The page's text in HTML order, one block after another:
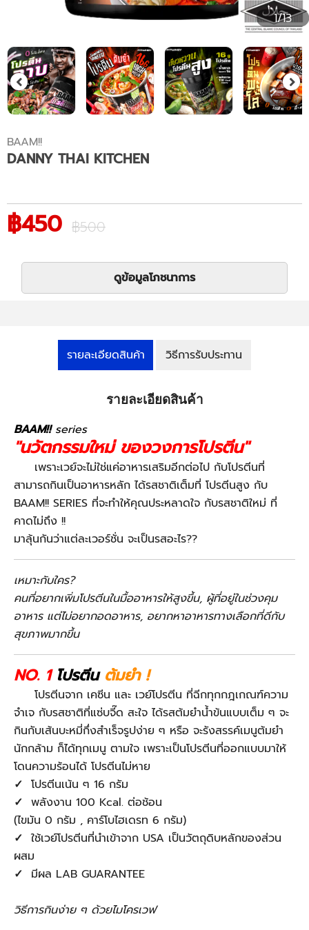
1/13
BAAM!!
DANNY THAI KITCHEN
฿450 ฿500
ดูข้อมูลโภชนาการ
รายละเอียดสินค้า วิธีการรับประทาน
รายละเอียดสินค้า
BAAM!!series
"นวัตกรรมใหม่ ของวงการโปรตีน"
เพราะเวย์จะไม่ใช่แค่อาหารเสริมอีกต่อไป กับโปรตีนที่
สามารถกินเป็นอาหารหลัก ได้รสชาติเต็มที่ โปรตีนสูง กับ
BAAM!! SERIES ที่จะทำให้คุณประหลาดใจ กับรสชาติใหม่ ที่
คาดไม่ถึง !!
มาลุ้นกันว่าแต่ละเวอร์ชั่น จะเป็นรสอะไร??
เหมาะกับใคร?
คนที่อยากเพิ่มโปรตีนในมื้ออาหารให้สูงขึ้น, ผู้ที่อยู่ในช่วงคุม
อาหาร แต่ไม่อยากอดอาหาร, อยากหาอาหารทางเลือกที่ดีกับ
สุขภาพมากขึ้น
NO. 1 โปรตีน ต้มยำ !
โปรตีนจาก เคซีน และ เวย์โปรตีน ที่ฉีกทุกกฎเกณฑ์ความ
จำเจ กับรสชาติที่แซ่บจี๊ด สะใจ ได้รสต้มยำน้ำข้นแบบเต็ม ๆ จะ
กินกับเส้นบะหมี่กึ่งสำเร็จรูปง่าย ๆ หรือ จะรังสรรค์เมนูต้มยำ
นักกล้าม ก็ได้ทุกเมนู ตามใจ เพราะเป็นโปรตีนที่ออกแบบมาให้
โดนความร้อนได้ โปรตีนไม่หาย
✓ โปรตีนเน้น ๆ 16 กรัม
✓ พลังงาน 100 Kcal. ต่อช้อน
(ไขมัน 0 กรัม , คาร์โบไฮเดรท 6 กรัม)
✓ ใช้เวย์โปรตีนที่นำเข้าจาก USA เป็นวัตถุดิบหลักของส่วน
ผสม
✓ มีผล LAB GUARANTEE
วิธีการกินง่าย ๆ ด้วยไมโครเวฟ